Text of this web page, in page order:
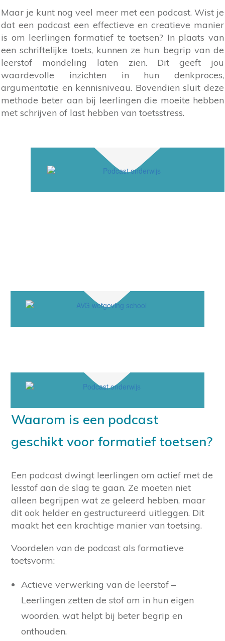
Maar je kunt nog veel meer met een podcast. Wist je
dat een podcast een effectieve en creatieve manier
is om leerlingen formatief te toetsen? In plaats van
een schriftelijke toets, kunnen ze hun begrip van de
leerstof mondeling laten zien. Dit geeft jou
waardevolle inzichten in hun denkproces,
argumentatie en kennisniveau. Bovendien sluit deze
methode beter aan bij leerlingen die moeite hebben
met schrijven of last hebben van toetsstress.
Waarom is een podcast
geschikt voor formatief toetsen?
Een podcast dwingt leerlingen om actief met de
lesstof aan de slag te gaan. Ze moeten niet
alleen begrijpen wat ze geleerd hebben, maar
dit ook helder en gestructureerd uitleggen. Dit
maakt het een krachtige manier van toetsing.
Voordelen van de podcast als formatieve
toetsvorm:
Actieve verwerking van de leerstof –
Leerlingen zetten de stof om in hun eigen
woorden, wat helpt bij beter begrip en
onthouden.